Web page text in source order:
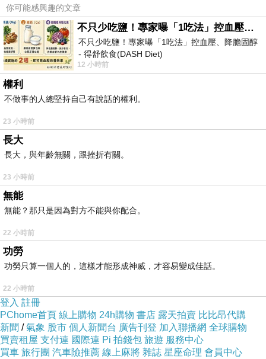
你可能感興趣的文章
不只少吃鹽！專家曝「1吃法」控血壓、降膽固醇 - 得舒飲食(DASH Diet)
不只少吃鹽！專家曝「1吃法」控血壓、降膽固醇
- 得舒飲食(DASH Diet)
https://www.facebook.com/dietitiansophia/posts/
12 小時前
權利
不做事的人總堅持自己有說話的權利。
23 小時前
長大
長大，與年齡無關，跟挫折有關。
23 小時前
無能
無能？那只是因為對方不能與你配合。
22 小時前
功勞
功勞只算一個人的，這樣才能形成神威，才容易變成佳話。
22 小時前
登入 註冊
PChome首頁 線上購物 24h購物 書店 露天拍賣 比比昂代購
新聞 /氣象 股市 個人新聞台 廣告刊登 加入聯播網 全球購物
買賣租屋 支付連 國際連 Pi 拍錢包 旅遊 服務中心
買車 旅行團 汽車險推薦 線上麻將 雜誌 星座命理 會員中心